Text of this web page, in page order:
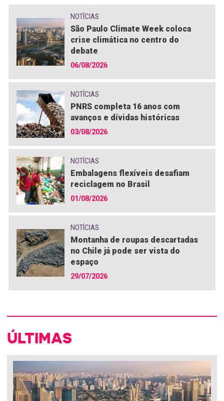
NOTÍCIAS
São Paulo Climate Week coloca
crise climática no centro do
debate
06/08/2026
NOTÍCIAS
PNRS completa 16 anos com
avanços e dívidas históricas
03/08/2026
NOTÍCIAS
Embalagens flexíveis desafiam
reciclagem no Brasil
01/08/2026
NOTÍCIAS
Montanha de roupas descartadas
no Chile já pode ser vista do
espaço
29/07/2026
ÚLTIMAS